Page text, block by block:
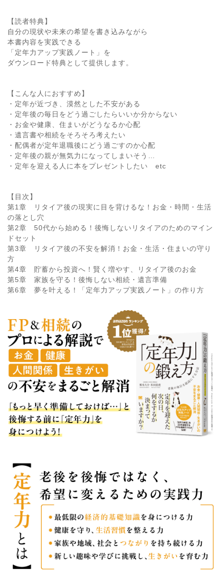
【読者特典】
自分の現状や未来の希望を書き込みながら
本書内容を実践できる
「定年力アップ実践ノート」を
ダウンロード特典として提供します。
【こんな人におすすめ】
・定年が近づき、漠然とした不安がある
・定年後の毎日をどう過ごしたらいいか分からない
・お金や健康、住まいがどうなるか心配
・遺言書や相続をそろそろ考えたい
・配偶者が定年退職後にどう過ごすのか心配
・定年後の親が無気力になってしまいそう…
・定年を迎える人に本をプレゼントしたい etc
【目次】
第1章 リタイア後の現実に目を背けるな！お金・時間・生活
の落とし穴
第2章 50代から始める！後悔しないリタイアのためのマイン
ドセット
第3章 リタイア後の不安を解消！お金・生活・住まいの守り
方
第4章 貯蓄から投資へ！賢く増やす、リタイア後のお金
第5章 家族を守る！後悔しない相続・遺言準備
第6章 夢を叶える！「定年力アップ実践ノート」の作り方